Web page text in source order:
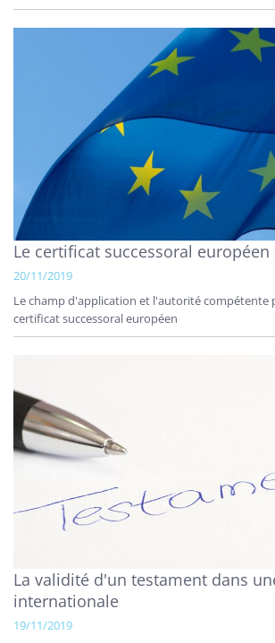
Le certificat successoral européen
20/11/2019
Le champ d'application et l'autorité compétente
certificat successoral européen
La validité d'un testament dans
internationale
19/11/2019